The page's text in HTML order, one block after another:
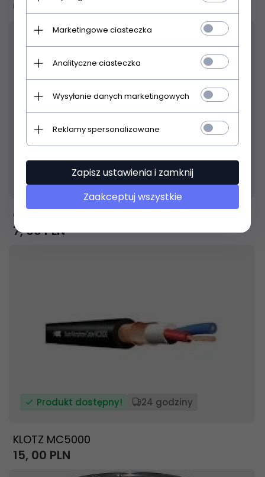
6, 99 PLN
Produkt dostępny! 24 godziny
CORDIAL CMK222
7,00PLN
Produkt dostępny! 24 godziny
KLOTZ MC5000
15, 00 PLN
Marketingowe ciasteczka
Analityczne ciasteczka
Wysyłanie danych marketingowych
Reklamy spersonalizowane
Zapisz ustawienia i zamknij
Zaakceptuj wszystkie